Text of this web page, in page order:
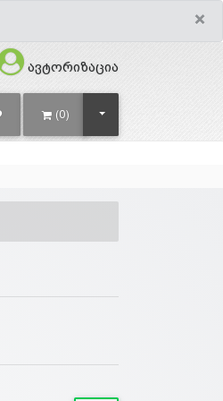
×
ავტორიზაცია
(0) TOGGLE DROPDOWN